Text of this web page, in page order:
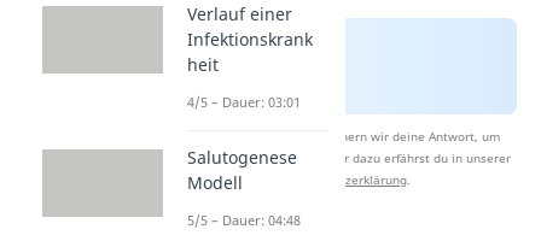
Nach Beantwortung speichern wir deine Antwort, um
Studyflix zu verbessern. Mehr dazu erfährst du in unserer
Datenschutzerklärung.
Verlauf einer
Infektionskrank
heit
4/5 – Dauer: 03:01
Salutogenese
Modell
5/5 – Dauer: 04:48